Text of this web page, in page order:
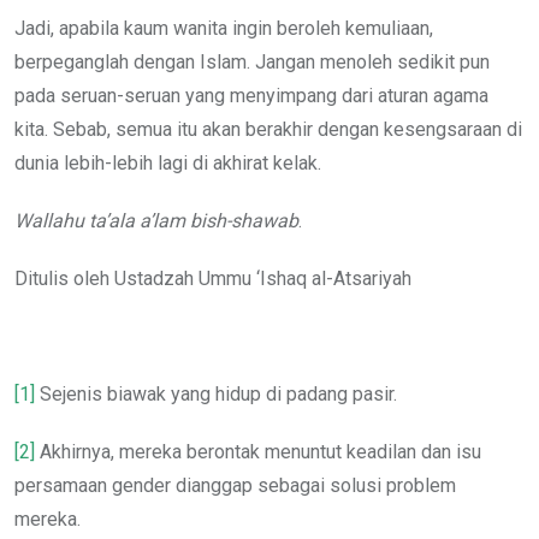
Jadi, apabila kaum wanita ingin beroleh kemuliaan,
berpeganglah dengan Islam. Jangan menoleh sedikit pun
pada seruan-seruan yang menyimpang dari aturan agama
kita. Sebab, semua itu akan berakhir dengan kesengsaraan di
dunia lebih-lebih lagi di akhirat kelak.
Wallahu ta’ala a’lam bish-shawab.
Ditulis oleh Ustadzah Ummu ‘Ishaq al-Atsariyah
[1] Sejenis biawak yang hidup di padang pasir.
[2] Akhirnya, mereka berontak menuntut keadilan dan isu
persamaan gender dianggap sebagai solusi problem
mereka.